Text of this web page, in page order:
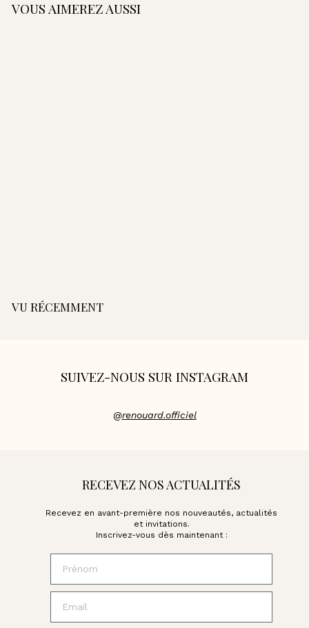
VOUS AIMEREZ AUSSI
€
VU RÉCEMMENT
SUIVEZ-NOUS SUR INSTAGRAM
@renouard.officiel
RECEVEZ NOS ACTUALITÉS
Recevez en avant-première nos nouveautés, actualités
et invitations.
Inscrivez-vous dès maintenant :